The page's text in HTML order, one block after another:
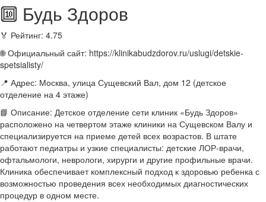
🔟 Будь Здоров
🏅 Рейтинг: 4.75
🌐 Официальный сайт: https://klinikabudzdorov.ru/uslugi/detskie-
spetsialisty/
📍 Адрес: Москва, улица Сущевский Вал, дом 12 (детское
отделение на 4 этаже)
📘 Описание: Детское отделение сети клиник «Будь Здоров»
расположено на четвертом этаже клиники на Сущевском Валу и
специализируется на приеме детей всех возрастов. В штате
работают педиатры и узкие специалисты: детские ЛОР-врачи,
офтальмологи, неврологи, хирурги и другие профильные врачи.
Клиника обеспечивает комплексный подход к здоровью ребенка с
возможностью проведения всех необходимых диагностических
процедур в одном месте.